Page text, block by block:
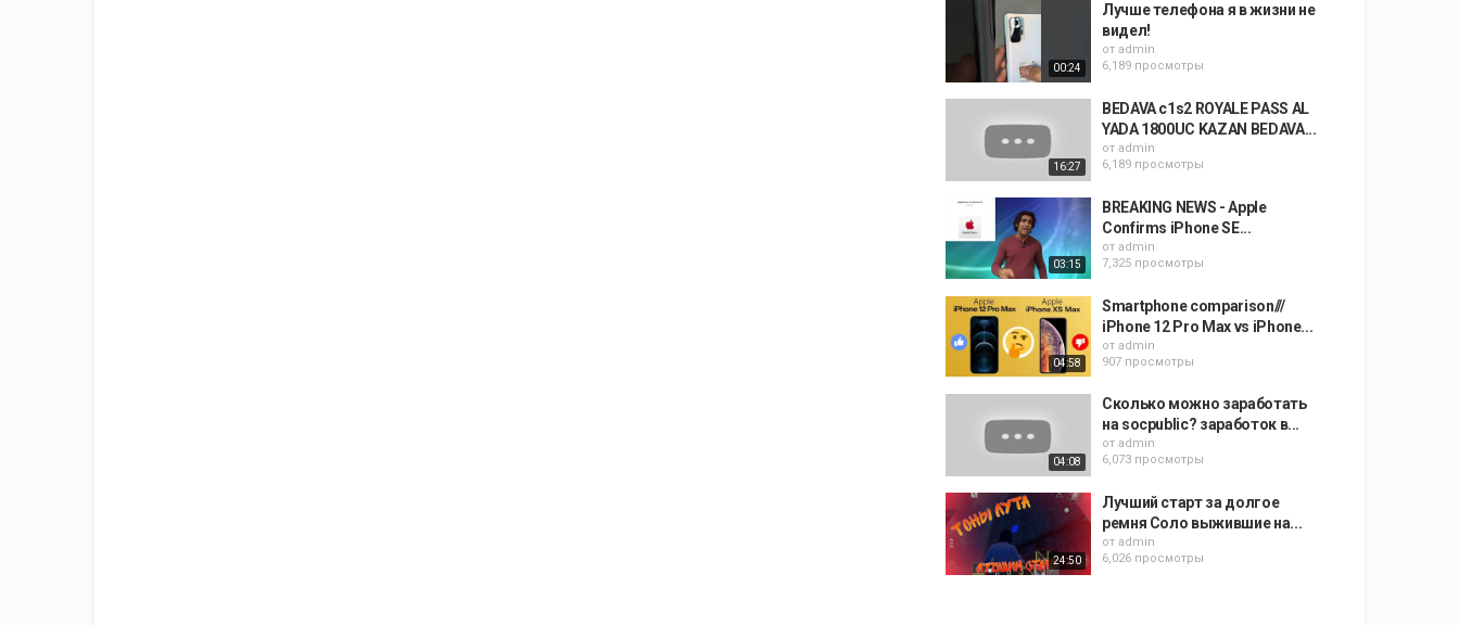
00:24
Лучше телефона я в жизни не
видел!
от admin
6,189 просмотры
16:27
BEDAVA c1s2 ROYALE PASS AL
YADA 1800UC KAZAN BEDAVA...
от admin
6,189 просмотры
03:15
BREAKING NEWS - Apple
Confirms iPhone SE...
от admin
7,325 просмотры
04:58
Smartphone comparison///
iPhone 12 Pro Max vs iPhone...
от admin
907 просмотры
04:08
Сколько можно заработать
на socpublic? заработок в...
от admin
6,073 просмотры
24:50
Лучший старт за долгое
ремня Соло выжившие на...
от admin
6,026 просмотры